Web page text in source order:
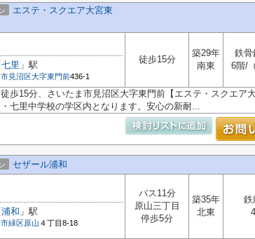
エステ・スクエア大宮東
七里 」駅
見沼区大字東門前436-1
徒歩15分
築29年
南東
鉄骨
6階/
歩15分、さいたま市見沼区大字東門前【エステ・スクエア
七里中学校の学区内となります。安心の新耐...
セザール浦和
浦和 」駅
緑区原山 ４丁目8-18
バス11分
原山三丁目
停歩5分
築35年
北東
鉄